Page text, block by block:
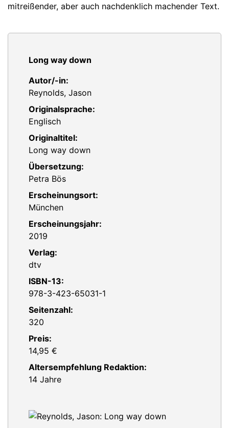
mitreißender, aber auch nachdenklich machender Text.
Long way down
Autor/-in:
Reynolds, Jason
Originalsprache:
Englisch
Originaltitel:
Long way down
Übersetzung:
Petra Bös
Erscheinungsort:
München
Erscheinungsjahr:
2019
Verlag:
dtv
ISBN-13:
978-3-423-65031-1
Seitenzahl:
320
Preis:
14,95 €
Altersempfehlung Redaktion:
14 Jahre